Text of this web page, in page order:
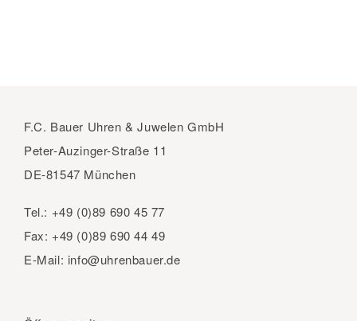
F.C. Bauer Uhren & Juwelen GmbH
Peter-Auzinger-Straße 11
DE-81547 München
Tel.: +49 (0)89 690 45 77
Fax: +49 (0)89 690 44 49
E-Mail: info@uhrenbauer.de